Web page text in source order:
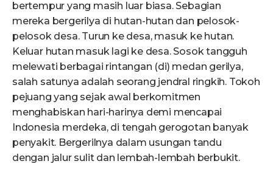
bertempur yang masih luar biasa. Sebagian
mereka bergerilya di hutan-hutan dan pelosok-
pelosok desa. Turun ke desa, masuk ke hutan.
Keluar hutan masuk lagi ke desa. Sosok tangguh
melewati berbagai rintangan (di) medan gerilya,
salah satunya adalah seorang jendral ringkih. Tokoh
pejuang yang sejak awal berkomitmen
menghabiskan hari-harinya demi mencapai
Indonesia merdeka, di tengah gerogotan banyak
penyakit. Bergerilnya dalam usungan tandu
dengan jalur sulit dan lembah-lembah berbukit.